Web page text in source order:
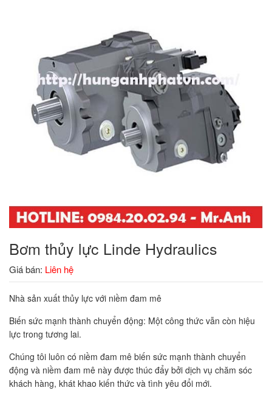
Bơm thủy lực Linde Hydraulics
Giá bán: Liên hệ
Nhà sản xuất thủy lực với niềm đam mê
Biến sức mạnh thành chuyển động: Một công thức vẫn còn hiệu
lực trong tương lai.
Chúng tôi luôn có niềm đam mê biến sức mạnh thành chuyển
động và niềm đam mê này được thúc đẩy bởi dịch vụ chăm sóc
khách hàng, khát khao kiến ​​thức và tình yêu đổi mới.